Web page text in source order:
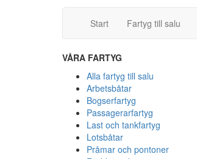
Start(current)Fartyg till salu
VÅRA FARTYG
Alla fartyg till salu
Arbetsbåtar
Bogserfartyg
Passagerarfartyg
Last och tankfartyg
Lotsbåtar
Pråmar och pontoner